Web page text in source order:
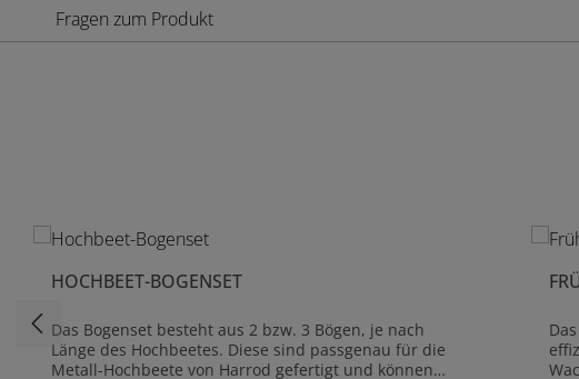
Fragen zum Produkt
HOCHBEET-BOGENSET
Das Bogenset besteht aus 2 bzw. 3 Bögen, je nach
Länge des Hochbeetes. Diese sind passgenau für die
Metall-Hochbeete von Harrod gefertigt und können